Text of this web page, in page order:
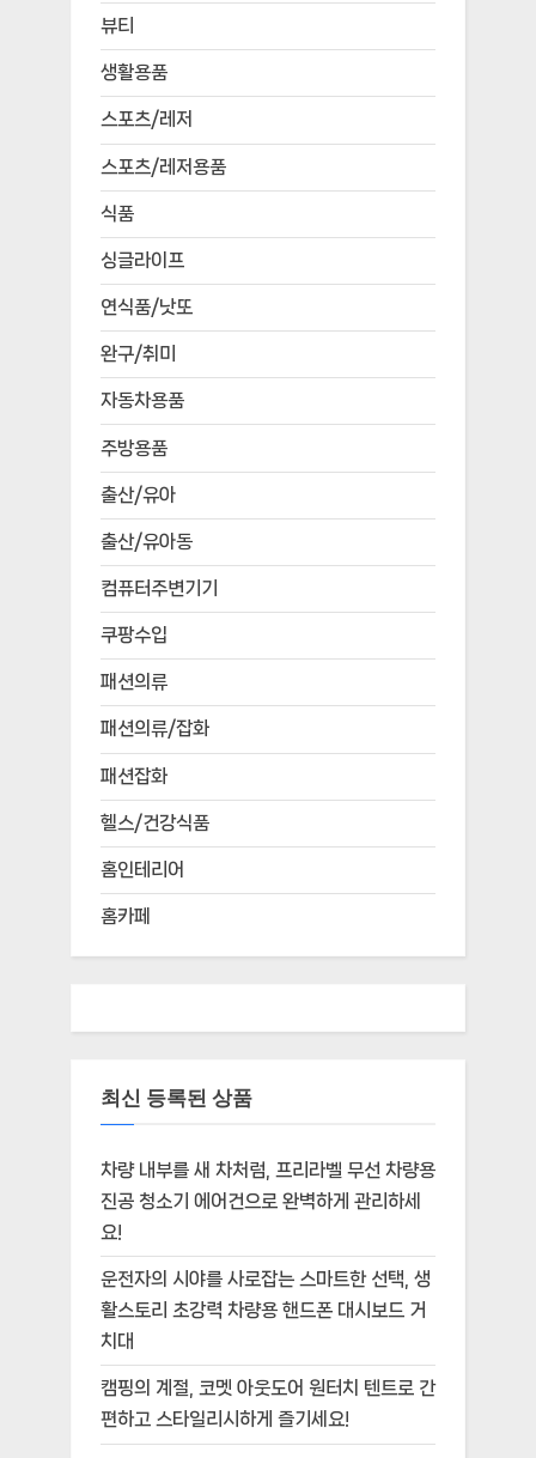
뷰티
생활용품
스포츠/레저
스포츠/레저용품
식품
싱글라이프
연식품/낫또
완구/취미
자동차용품
주방용품
출산/유아
출산/유아동
컴퓨터주변기기
쿠팡수입
패션의류
패션의류/잡화
패션잡화
헬스/건강식품
홈인테리어
홈카페
최신 등록된 상품
차량 내부를 새 차처럼, 프리라벨 무선 차량용
진공 청소기 에어건으로 완벽하게 관리하세
요!
운전자의 시야를 사로잡는 스마트한 선택, 생
활스토리 초강력 차량용 핸드폰 대시보드 거
치대
캠핑의 계절, 코멧 아웃도어 원터치 텐트로 간
편하고 스타일리시하게 즐기세요!